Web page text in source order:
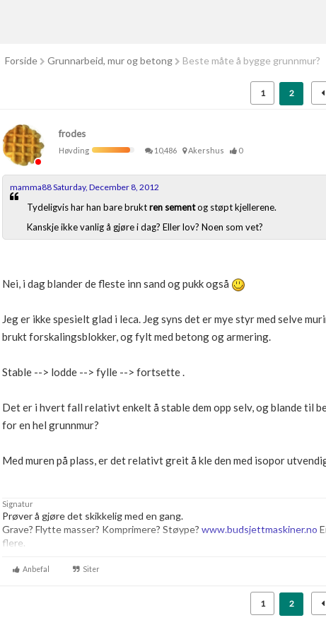
Forside Grunnarbeid, mur og betong Beste måte å bygge grunnmur?
1 2
frodes
Høvding
10,486 Akershus 0
mamma88 Saturday, December 8, 2012
Tydeligvis har han bare bruktren sementog støpt kjellerene.
Kanskje ikke vanlig å gjøre i dag? Eller lov? Noen som vet?
Nei, i dag blander de fleste inn sand og pukk også
Jeg er ikke spesielt glad i leca. Jeg syns det er mye styr med selve
brukt forskalingsblokker, og fylt med betong og armering.
Stable --> lodde --> fylle --> fortsette .
Det er i hvert fall relativt enkelt å stable dem opp selv, og blande til
for en hel grunnmur?
Med muren på plass, er det relativt greit å kle den med isopor
Signatur
Prøver å gjøre det skikkelig med en gang.
Grave? Flytte masser? Komprimere? Støype? www.budsjettmaskiner.no
flere.
Anbefal Siter
1 2